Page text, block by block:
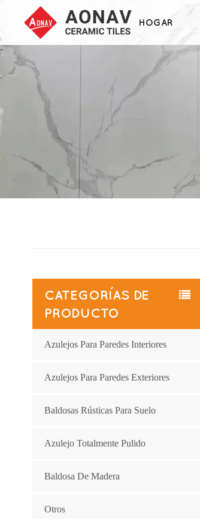
HOGAR
CATEGORÍAS DE
PRODUCTO
Azulejos Para Paredes Interiores
Azulejos Para Paredes Exteriores
Baldosas Rústicas Para Suelo
Azulejo Totalmente Pulido
Baldosa De Madera
Otros